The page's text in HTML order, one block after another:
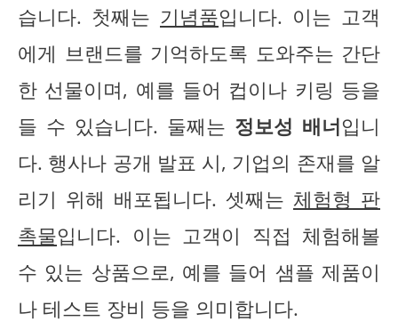
습니다. 첫째는 기념품입니다. 이는 고객
에게 브랜드를 기억하도록 도와주는 간단
한 선물이며, 예를 들어 컵이나 키링 등을
들 수 있습니다. 둘째는 정보성 배너입니
다. 행사나 공개 발표 시, 기업의 존재를 알
리기 위해 배포됩니다. 셋째는 체험형 판
촉물입니다. 이는 고객이 직접 체험해볼
수 있는 상품으로, 예를 들어 샘플 제품이
나 테스트 장비 등을 의미합니다.